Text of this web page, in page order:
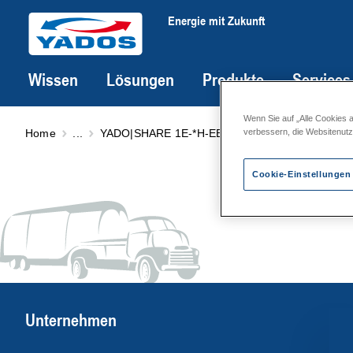
Energie mit Zukunft
Wissen Lösungen Produkte Services
Home YADO|SHARE 1E-*H-EEV
Unternehmen
Wenn Sie auf „Alle Cookies
verbessern, die
Cookie-Einstellungen